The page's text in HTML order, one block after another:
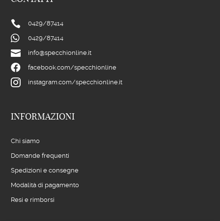
 0429/87414
 0429/87414
 info@specchionline.it
 facebook.com/specchionline
 instagram.com/specchionline.it
INFORMAZIONI
Chi siamo
Domande frequenti
Spedizioni e consegne
Modalità di pagamento
Resi e rimborsi